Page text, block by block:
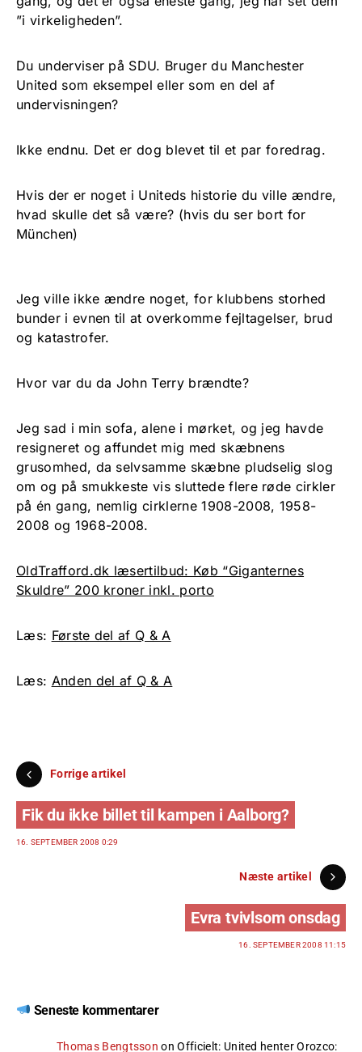
”i virkeligheden”.
Du underviser på SDU. Bruger du Manchester
United som eksempel eller som en del af
undervisningen?
Ikke endnu. Det er dog blevet til et par foredrag.
Hvis der er noget i Uniteds historie du ville ændre,
hvad skulle det så være? (hvis du ser bort for
München)
Jeg ville ikke ændre noget, for klubbens storhed
bunder i evnen til at overkomme fejltagelser, brud
og katastrofer.
Hvor var du da John Terry brændte?
Jeg sad i min sofa, alene i mørket, og jeg havde
resigneret og affundet mig med skæbnens
grusomhed, da selvsamme skæbne pludselig slog
om og på smukkeste vis sluttede flere røde cirkler
på én gang, nemlig cirklerne 1908-2008, 1958-
2008 og 1968-2008.
OldTrafford.dk læsertilbud: Køb “Giganternes
Skuldre” 200 kroner inkl. porto
Læs: Første del af Q & A
Læs: Anden del af Q & A
Forrige artikel
Fik du ikke billet til kampen i Aalborg?
16. SEPTEMBER 2008 0:29
Næste artikel
Evra tvivlsom onsdag
16. SEPTEMBER 2008 11:15
Seneste kommentarer
Thomas Bengtsson onOfficielt: United henter Orozco: